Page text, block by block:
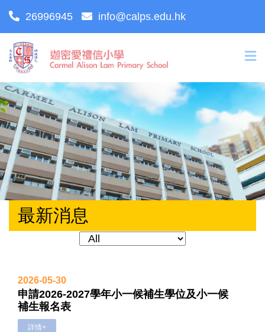
26996945 info@calps.edu.hk
最新消息
2026-05-30
申請2026-2027學年小一候補生學位及小一候
補生報名表
詳情+